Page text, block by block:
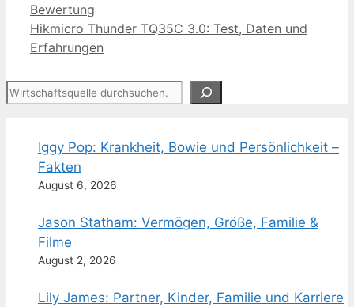
Bewertung
Hikmicro Thunder TQ35C 3.0: Test, Daten und
Erfahrungen
Suchen
Iggy Pop: Krankheit, Bowie und Persönlichkeit –
Fakten
August 6, 2026
Jason Statham: Vermögen, Größe, Familie &
Filme
August 2, 2026
Lily James: Partner, Kinder, Familie und Karriere